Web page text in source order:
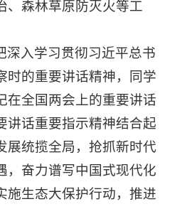
、森林草原防灭火等工
深入学习贯彻习近平总书
时的重要讲话精神，同学
在全国两会上的重要讲话
讲话重要指示精神结合起
展统揽全局，抢抓新时代
，奋力谱写中国式现代化
施生态大保护行动，推进